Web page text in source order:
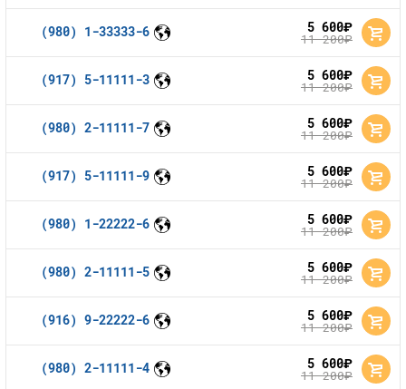
(980) 1-33333-6 5 600руб.
11 200руб.
(917) 5-11111-3 5 600руб.
11 200руб.
(980) 2-11111-7 5 600руб.
11 200руб.
(917) 5-11111-9 5 600руб.
11 200руб.
(980) 1-22222-6 5 600руб.
11 200руб.
(980) 2-11111-5 5 600руб.
11 200руб.
(916) 9-22222-6 5 600руб.
11 200руб.
(980) 2-11111-4 5 600руб.
11 200руб.